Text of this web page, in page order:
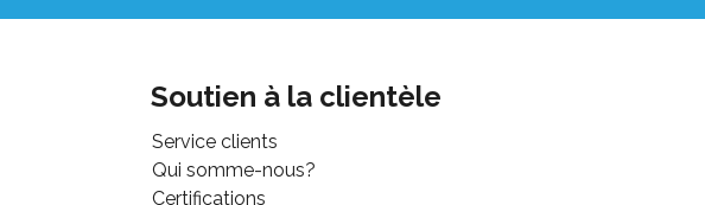
Soutien à la clientèle
Service clients
Qui somme-nous?
Certifications